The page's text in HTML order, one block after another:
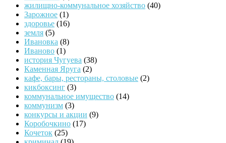
жилищно-коммунальное хозяйство (40)
Зарожное (1)
здоровье (16)
земля (5)
Ивановка (8)
Иваново (1)
история Чугуева (38)
Каменная Яруга (2)
кафе, бары, рестораны, столовые (2)
кикбоксинг (3)
коммунальное имущество (14)
коммунизм (3)
конкурсы и акции (9)
Коробочкино (17)
Кочеток (25)